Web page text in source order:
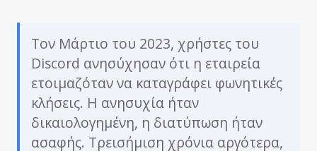
Τον Μάρτιο του 2023, χρήστες του
Discord ανησύχησαν ότι η εταιρεία
ετοιμαζόταν να καταγράφει φωνητικές
κλήσεις. Η ανησυχία ήταν
δικαιολογημένη, η διατύπωση ήταν
ασαφής. Τρεισήμιση χρόνια αργότερα,